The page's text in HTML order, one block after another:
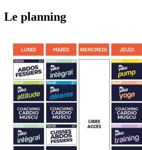
Le planning